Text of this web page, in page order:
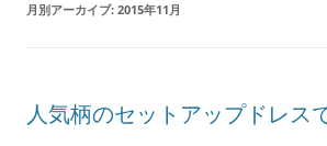
月別アーカイブ: 2015年11月
人気柄のセットアップドレス